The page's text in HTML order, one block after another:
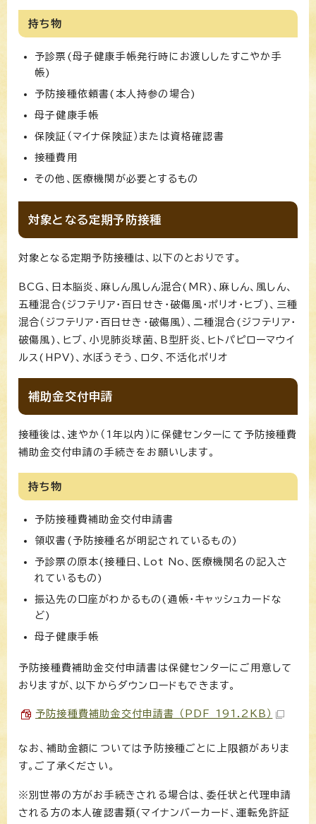
持ち物
予診票(母子健康手帳発行時にお渡ししたすこやか手
帳)
予防接種依頼書(本人持参の場合)
母子健康手帳
保険証（マイナ保険証）または資格確認書
接種費用
その他、医療機関が必要とするもの
対象となる定期予防接種
対象となる定期予防接種は、以下のとおりです。
BCG、日本脳炎、麻しん風しん混合(MR)、麻しん、風しん、
五種混合(ジフテリア・百日せき・破傷風・ポリオ・ヒブ)、三種
混合（ジフテリア・百日せき・破傷風）、二種混合(ジフテリア・
破傷風)、ヒブ、小児肺炎球菌、B型肝炎、ヒトパピローマウイ
ルス(HPV)、水ぼうそう、ロタ、不活化ポリオ
補助金交付申請
接種後は、速やか（1年以内）に保健センターにて予防接種費
補助金交付申請の手続きをお願いします。
持ち物
予防接種費補助金交付申請書
領収書(予防接種名が明記されているもの)
予診票の原本(接種日、Lot No、医療機関名の記入さ
れているもの)
振込先の口座がわかるもの(通帳・キャッシュカードな
ど)
母子健康手帳
予防接種費補助金交付申請書は保健センターにご用意して
おりますが、以下からダウンロードもできます。
予防接種費補助金交付申請書 （PDF 191.2KB）
なお、補助金額については予防接種ごとに上限額がありま
す。ご了承ください。
※別世帯の方がお手続きされる場合は、委任状と代理申請
される方の本人確認書類(マイナンバーカード、運転免許証